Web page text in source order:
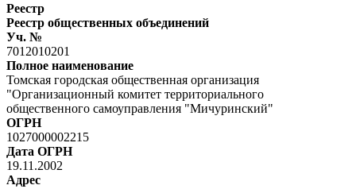
Реестр
Реестр общественных объединений
Уч. №
7012010201
Полное наименование
Томская городская общественная организация
"Организационный комитет территориального
общественного самоуправления "Мичуринский"
ОГРН
1027000002215
Дата ОГРН
19.11.2002
Адрес